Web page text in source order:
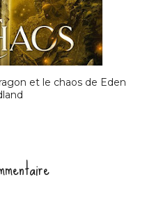
et le chaos de Eden